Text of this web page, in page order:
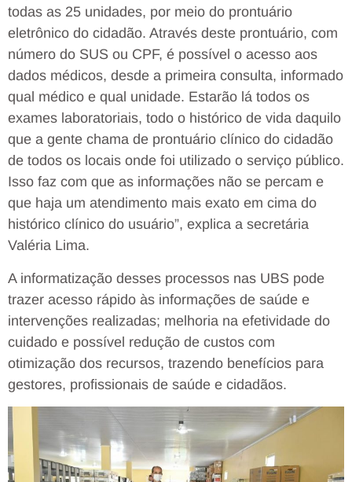
todas as 25 unidades, por meio do prontuário
eletrônico do cidadão. Através deste prontuário, com
número do SUS ou CPF, é possível o acesso aos
dados médicos, desde a primeira consulta, informado
qual médico e qual unidade. Estarão lá todos os
exames laboratoriais, todo o histórico de vida daquilo
que a gente chama de prontuário clínico do cidadão
de todos os locais onde foi utilizado o serviço público.
Isso faz com que as informações não se percam e
que haja um atendimento mais exato em cima do
histórico clínico do usuário”, explica a secretária
Valéria Lima.
A informatização desses processos nas UBS pode
trazer acesso rápido às informações de saúde e
intervenções realizadas; melhoria na efetividade do
cuidado e possível redução de custos com
otimização dos recursos, trazendo benefícios para
gestores, profissionais de saúde e cidadãos.